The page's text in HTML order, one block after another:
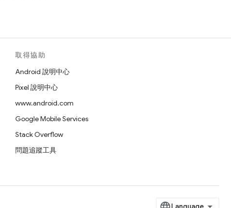
取得協助
Android 說明中心
Pixel 說明中心
www.android.com
Google Mobile Services
Stack Overflow
問題追蹤工具